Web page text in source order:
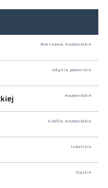
Warszawa, mazowieckie
Gdynia, pomorskie
mazowieckie
Siedlce, mazowieckie
lubelskie
śląskie